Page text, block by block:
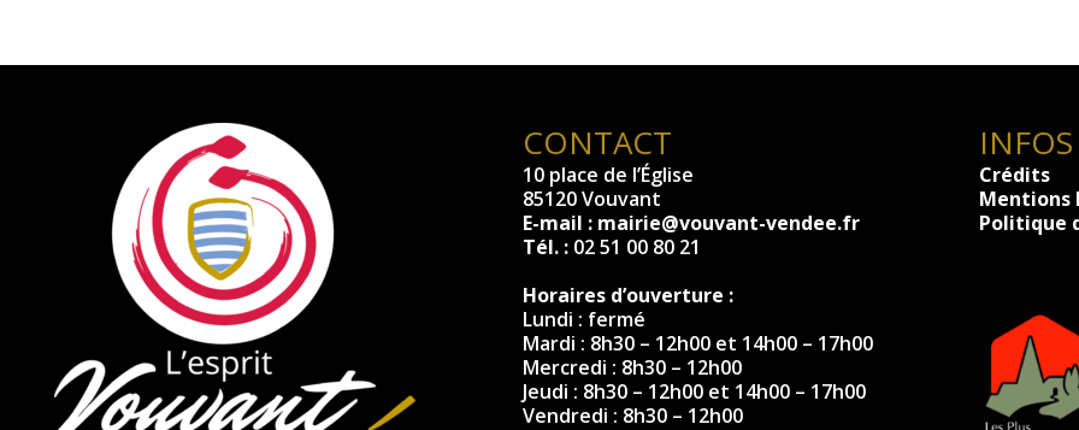
CONTACT
10 place de l’Église
85120 Vouvant
E-mail : mairie@vouvant-vendee.fr
Tél. :02 51 00 80 21
Horaires d’ouverture :
Lundi : fermé
Mardi : 8h30 – 12h00 et 14h00 – 17h00
Mercredi : 8h30 – 12h00
Jeudi : 8h30 – 12h00 et 14h00 – 17h00
Vendredi : 8h30 – 12h00
Crédits
Mentions
Politique